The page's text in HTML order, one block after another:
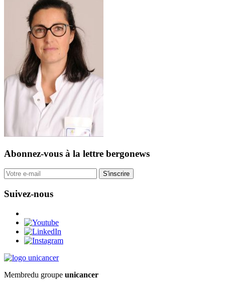
Abonnez-vous à la lettre bergonews
S'inscrire
Suivez-nous
Membredu groupe unicancer